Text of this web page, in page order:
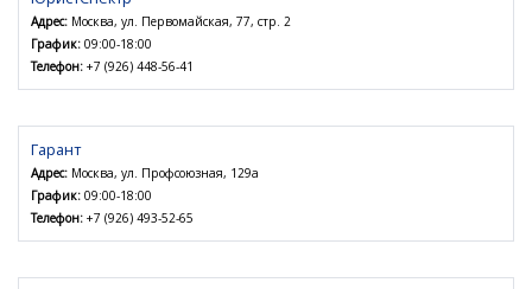
Адрес: Москва, ул. Первомайская, 77, стр. 2
График: 09:00-18:00
Телефон: +7 (926) 448-56-41
Гарант
Адрес: Москва, ул. Профсоюзная, 129а
График: 09:00-18:00
Телефон: +7 (926) 493-52-65